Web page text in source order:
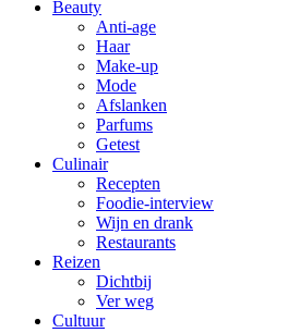
Beauty
Anti-age
Haar
Make-up
Mode
Afslanken
Parfums
Getest
Culinair
Recepten
Foodie-interview
Wijn en drank
Restaurants
Reizen
Dichtbij
Ver weg
Cultuur